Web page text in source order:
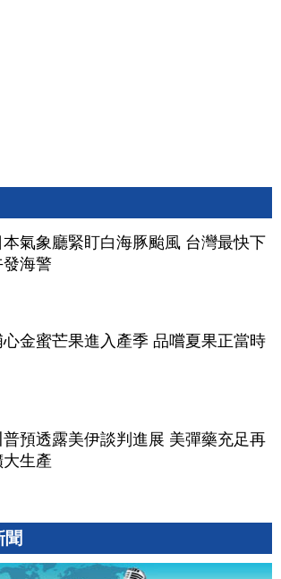
本氣象廳緊盯白海豚颱風 台灣最快下
發海警
心金蜜芒果進入產季 品嚐夏果正當時
普預透露美伊談判進展 美彈藥充足再
大生產
聞